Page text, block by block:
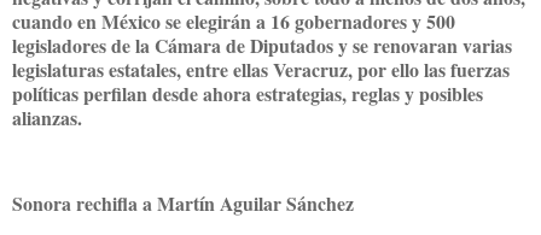
cuando en México se elegirán a 16 gobernadores y 500
legisladores de la Cámara de Diputados y se renovaran varias
legislaturas estatales, entre ellas Veracruz, por ello las fuerzas
políticas perfilan desde ahora estrategias, reglas y posibles
alianzas.
Sonora rechifla a Martín Aguilar Sánchez